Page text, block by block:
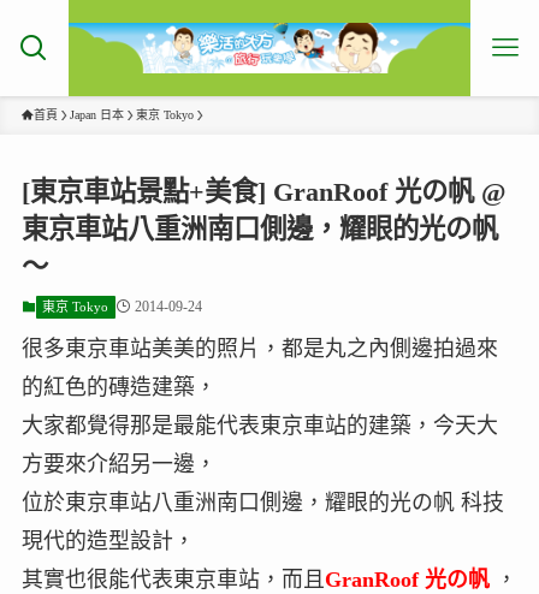
首頁 Japan 日本 東京 Tokyo
[東京車站景點+美食] GranRoof 光の帆 @
東京車站八重洲南口側邊，耀眼的光の帆
～
東京 Tokyo 2014-09-24
很多東京車站美美的照片，都是丸之內側邊拍過來
的紅色的磚造建築，
大家都覺得那是最能代表東京車站的建築，今天大
方要來介紹另一邊，
位於東京車站八重洲南口側邊，耀眼的光の帆 科技
現代的造型設計，
其實也很能代表東京車站，而且GranRoof 光の帆，